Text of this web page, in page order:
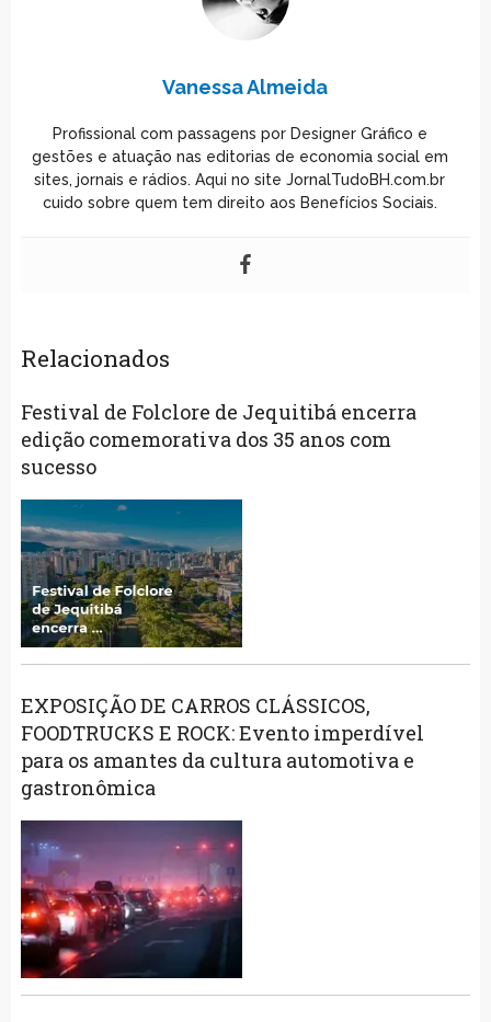
Vanessa Almeida
Profissional com passagens por Designer Gráfico e
gestões e atuação nas editorias de economia social em
sites, jornais e rádios. Aqui no site JornalTudoBH.com.br
cuido sobre quem tem direito aos Benefícios Sociais.
Relacionados
Festival de Folclore de Jequitibá encerra
edição comemorativa dos 35 anos com
sucesso
EXPOSIÇÃO DE CARROS CLÁSSICOS,
FOODTRUCKS E ROCK: Evento imperdível
para os amantes da cultura automotiva e
gastronômica